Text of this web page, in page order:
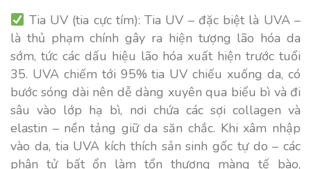
Tia UV (tia cực tím):Tia UV – đặc biệt là UVA –
là thủ phạm chính gây ra hiện tượng lão hóa da
sớm, tức các dấu hiệu lão hóa xuất hiện trước tuổi
35. UVA chiếm tới 95% tia UV chiếu xuống da, có
bước sóng dài nên dễ dàng xuyên qua biểu bì và đi
sâu vào lớp hạ bì, nơi chứa các sợi collagen và
elastin – nền tảng giữ da săn chắc. Khi xâm nhập
vào da, tia UVA kích thích sản sinh gốc tự do – các
phân tử bất ổn làm tổn thương màng tế bào,